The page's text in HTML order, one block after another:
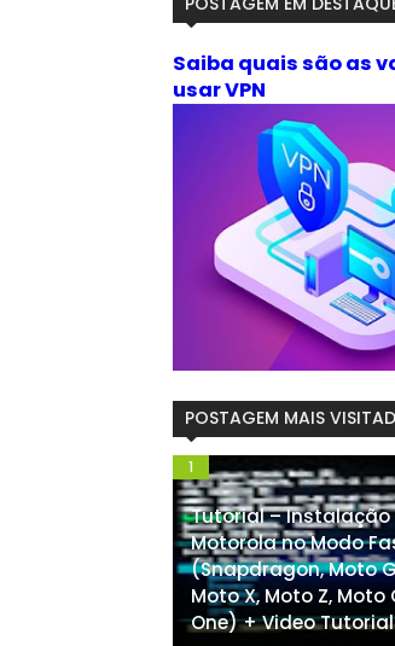
Saiba quais são as
usar VPN
POSTAGEM MAIS
Tutorial – Instalação
Motorola no Modo
(Snapdragon, Moto
Moto X, Moto Z, Moto
One) + Video Tutorial